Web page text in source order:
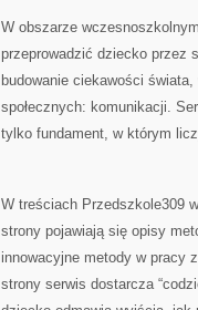
W obszarze
przeprowadzić dziecko przez
budowanie ciekawości
społecznych: komunikacji.
tylko fundament, w którym
W treściach Przedszkole309
strony pojawiają się opisy
innowacyjne metody w pracy
strony serwis dostarcza